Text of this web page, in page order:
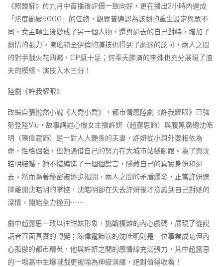
《照鏡辭》於九月中首播後評價一致向好，更在播出2小時內達成
「熱度衝破5000」的佳績，觀眾普遍認為該劇的重生設定與眾不
同，女主轉生後變成了另一個人物，還與過去的自己對峙，增加了
劇情的張力。陳瑤和全伊倫的演技也得到了劇迷的認可，兩人之間
的對手戲火花四濺，CP感十足；何奉天飾演的李殊也充分展現了渣
夫的模樣，演技入木三分！
陸劇《許我耀眼》
改編自張悅然小說《大喬小喬》，都市情感陸劇《許我耀眼》已強
勢登陸Viu，故事講述心機女主播許妍（趙露思飾）與腹黑霸總沈皓
明（陳偉霆飾）是一對人人艷羨的夫妻，許妍從小與外婆相依為
命、性格倔強，但她憑借自己的努力在大城市站穩腳跟。為了與沈
皓明結婚，她不惜編造了一個個謊言，隱藏自己的真實身份和過
去。然而隨著秘密被逐步揭開，兩人之間的矛盾爆發，正當許妍選
擇離開沈皓明的掌控，沈皓明卻在失去許妍後才意識到自己對她的
深情，開始全力挽回⋯⋯
劇中趙露思一改以往甜妹形象，挑戰複雜的內心戲碼，展現了從說
謊者直面真實的轉變；陳偉霆飾演的沈皓明則是一位事業成功但內
心孤傲的都市精英，他與許妍之間的感情線充滿張力，其中趙露思
的一場高中生爆喊戲更被喻為神級演繹，絕對值得收看！